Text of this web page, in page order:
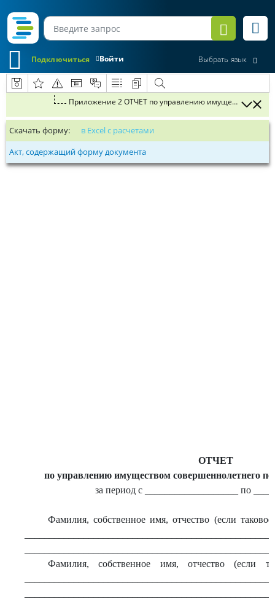
Войти
Подключиться Выбрать язык
Приложение 2 ОТЧЕТ по управлению
Скачать форму:
в Excel с расчетами
Акт, содержащий форму документа
ОТЧЕТ
по управлению имуществом совершеннолетнего
за период с ___________________ по
Фамилия, собственное имя, отчество (если
Фамилия, собственное имя, отчество (если